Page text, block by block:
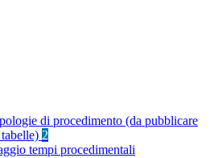
di procedimento (da pubblicare
2
tempi procedimentali